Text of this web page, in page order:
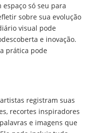
só seu para
sobre sua evolução
visual pode
e inovação.
prática pode
registram suas
recortes inspiradores
e imagens que